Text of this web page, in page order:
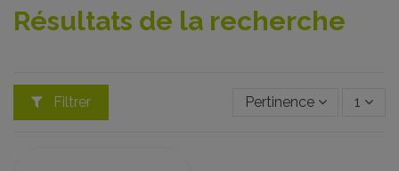
Résultats de la recherche
Filtrer Pertinence 1